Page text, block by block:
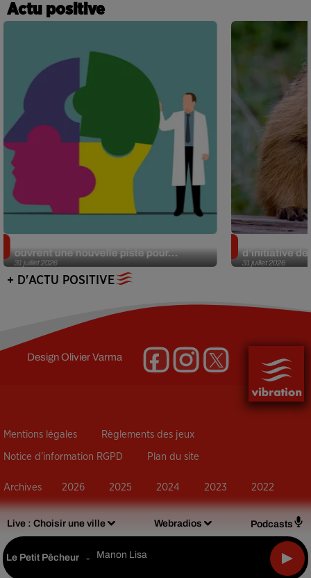
Live : Choisir une ville Webradios Podcasts
Le Petit Pêcheur - Manon Lisa
Actu positive
31 juillet 2026
ouvrent une nouvelle piste pour...
31 juillet 2026
d’initiative
+ D'ACTU POSITIVE
DesignOlivier Varma
Mentions légales Règlements des jeux
Notice d’information RGPD Plan du site
Archives 2026 2025 2024 2023 2022